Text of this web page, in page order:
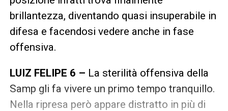
brillantezza, diventando quasi insuperabile in
difesa e facendosi vedere anche in fase
offensiva.
LUIZ FELIPE 6 – La sterilità offensiva della
Samp gli fa vivere un primo tempo tranquillo.
Nella ripresa però appare distratto in più di